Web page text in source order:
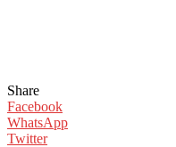
Share
Facebook
WhatsApp
Twitter